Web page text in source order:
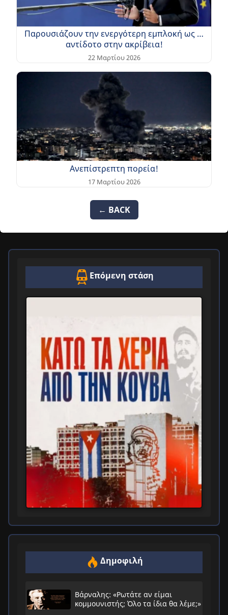
Παρουσιάζουν την ενεργότερη εμπλοκή ως …
αντίδοτο στην ακρίβεια!
22 Μαρτίου 2026
Ανεπίστρεπτη πορεία!
17 Μαρτίου 2026
← BACK
Επόμενη στάση
Δημοφιλή
Βάρναλης: «Ρωτάτε αν είμαι
κομμουνιστής; Όλο τα ίδια θα λέμε;»